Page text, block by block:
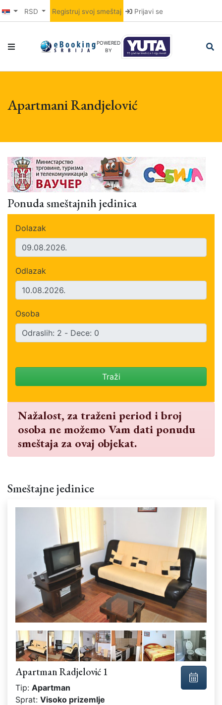
RSD Registruj svoj smeštaj Prijavi se
POWERED
BY
Apartmani Randjelović
Ponuda smeštajnih jedinica
Dolazak
Odlazak
Osoba
Traži
Nažalost, za traženi period i broj
osoba ne možemo Vam dati ponudu
smeštaja za ovaj objekat.
Smeštajne jedinice
Apartman Radjelović 1
Tip: Apartman
Sprat: Visoko prizemlje